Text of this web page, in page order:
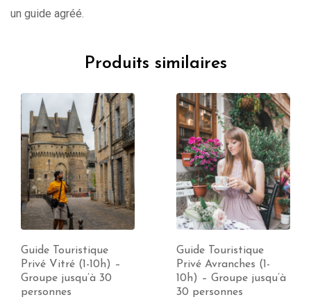
un guide agréé.
Produits similaires
Guide Touristique
Privé Vitré (1-10h) –
Groupe jusqu’à 30
personnes
Guide Touristique
Privé Avranches (1-
10h) – Groupe jusqu’à
30 personnes